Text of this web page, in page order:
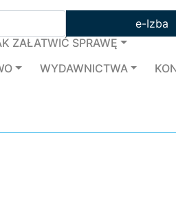
e-Izba
ZAŁATWIĆ SPRAWĘ
WYDAWNICTWA